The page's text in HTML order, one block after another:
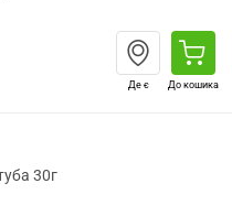
Де є До кошика
30г